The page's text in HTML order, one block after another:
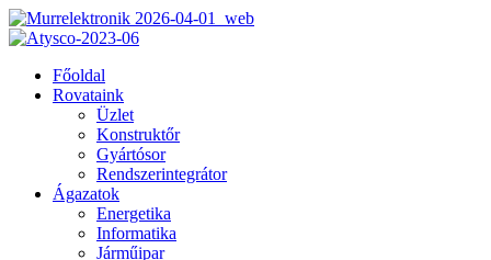
Főoldal
Rovataink
Üzlet
Konstruktőr
Gyártósor
Rendszerintegrátor
Ágazatok
Energetika
Informatika
Járműipar